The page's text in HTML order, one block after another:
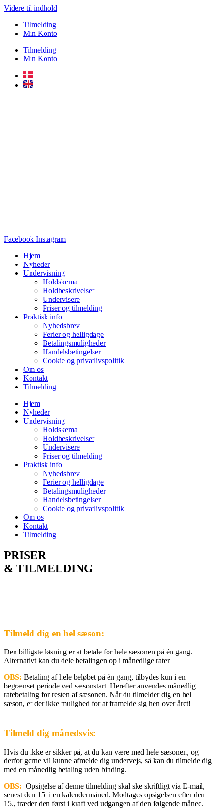
Videre til indhold
Tilmelding
Min Konto
Tilmelding
Min Konto
Facebook Instagram
Hjem
Nyheder
Undervisning
Holdskema
Holdbeskrivelser
Undervisere
Priser og tilmelding
Praktisk info
Nyhedsbrev
Ferier og helligdage
Betalingsmuligheder
Handelsbetingelser
Cookie og privatlivspolitik
Om os
Kontakt
Tilmelding
Hjem
Nyheder
Undervisning
Holdskema
Holdbeskrivelser
Undervisere
Priser og tilmelding
Praktisk info
Nyhedsbrev
Ferier og helligdage
Betalingsmuligheder
Handelsbetingelser
Cookie og privatlivspolitik
Om os
Kontakt
Tilmelding
PRISER
& TILMELDING
Tilmeld dig en hel sæson:
Den billigste løsning er at betale for hele sæsonen på én gang.
Alternativt kan du dele betalingen op i månedlige rater.
OBS: Betaling af hele beløbet på én gang, tilbydes kun i en
begrænset periode ved sæsonstart. Herefter anvendes månedlig
ratebetaling for resten af sæsonen. Når du tilmelder dig en hel
sæson, er der ikke mulighed for at framelde sig hen over året!
Tilmeld dig månedsvis:
Hvis du ikke er sikker på, at du kan være med hele sæsonen, og
derfor gerne vil kunne afmelde dig undervejs, så kan du tilmelde dig
med en månedlig betaling uden binding.
OBS: Opsigelse af denne tilmelding skal ske skriftligt via E-mail,
senest den 15. i en kalendermåned. Modtages opsigelsen efter den
15., træder den først i kraft ved udgangen af den følgende måned.